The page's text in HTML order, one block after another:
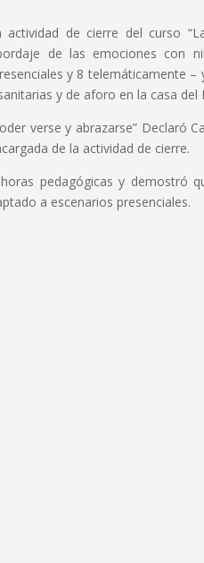
de cierre del curso
de las emociones con
y 8 telemáticamente
y de aforo en la casa del
verse y abrazarse” Declaró
de la actividad de cierre.
pedagógicas y demostró
a escenarios presenciales.